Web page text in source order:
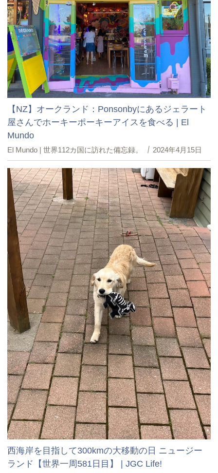
【NZ】オークランド：Ponsonbyにあるジェラート
屋さんでホーキーポーキーアイスを食べる | El
Mundo
El Mundo | 世界112カ国に訪れた備忘録。 2024年4月15日
西海岸を目指して300kmの大移動の日 ニュージー
ランド【世界一周581日目】 | JGC Life!